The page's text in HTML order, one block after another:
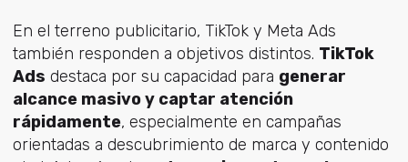
En el terreno publicitario, TikTok y Meta Ads
también responden a objetivos distintos. TikTok
Ads destaca por su capacidad para generar
alcance masivo y captar atención
rápidamente, especialmente en campañas
orientadas a descubrimiento de marca y contenido